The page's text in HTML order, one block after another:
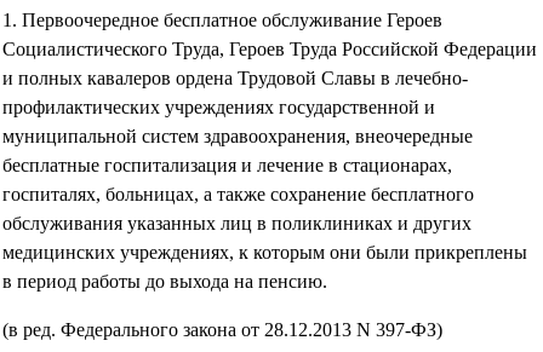
1. Первоочередное бесплатное обслуживание Героев
Социалистического Труда, Героев Труда Российской Федерации
и полных кавалеров ордена Трудовой Славы в лечебно-
профилактических учреждениях государственной и
муниципальной систем здравоохранения, внеочередные
бесплатные госпитализация и лечение в стационарах,
госпиталях, больницах, а также сохранение бесплатного
обслуживания указанных лиц в поликлиниках и других
медицинских учреждениях, к которым они были прикреплены
в период работы до выхода на пенсию.
(в ред. Федерального закона от 28.12.2013 N 397-ФЗ)